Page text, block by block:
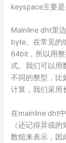
keyspace主要是
Mainline dht里
byte。在常见的
64bit，所以用
式。我们可以用
不同的整型，比
计算，我们采用
在mainline dht
（还记得异或
数组来表示，因